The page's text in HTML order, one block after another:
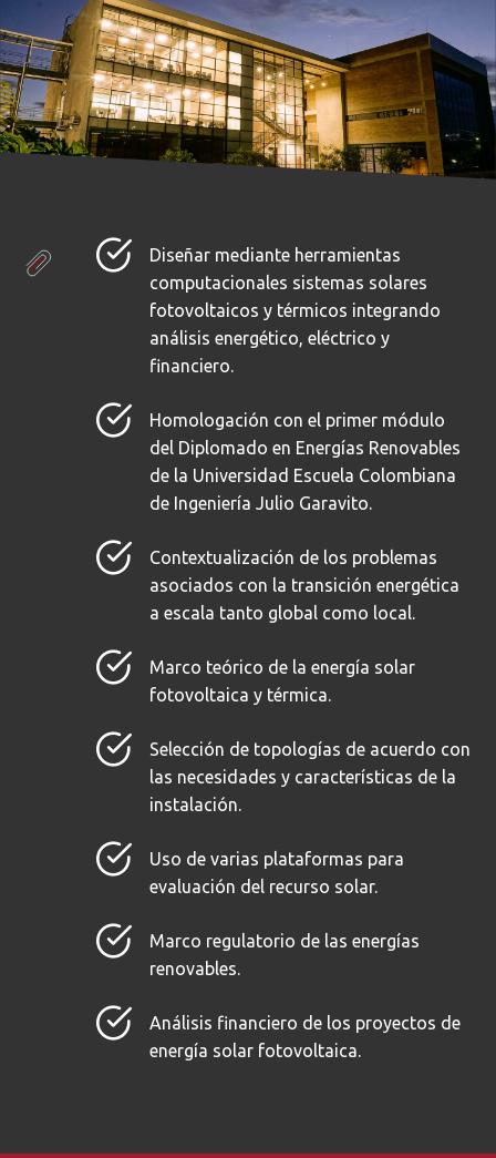
Diseñar mediante herramientas
computacionales sistemas solares
fotovoltaicos y térmicos integrando
análisis energético, eléctrico y
financiero.
Homologación con el primer módulo
del Diplomado en Energías Renovables
de la Universidad Escuela Colombiana
de Ingeniería Julio Garavito.
Contextualización de los problemas
asociados con la transición energética
a escala tanto global como local.
Marco teórico de la energía solar
fotovoltaica y térmica.
Selección de topologías de acuerdo con
las necesidades y características de la
instalación.
Uso de varias plataformas para
evaluación del recurso solar.
Marco regulatorio de las energías
renovables.
Análisis financiero de los proyectos de
energía solar fotovoltaica.